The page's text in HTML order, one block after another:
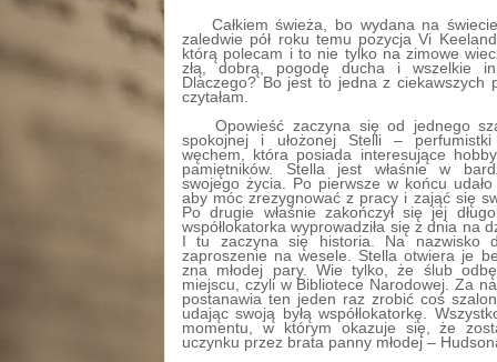
Całkiem świeża, bo wydana na
zaledwie pół roku temu pozycja Vi
którą polecam i to nie tylko na zimowe
złą, dobrą, pogodę ducha i wszelkie
Dlaczego? Bo jest to jedna z ciekawszych
czytałam.
Opowieść zaczyna się od jednego
spokojnej i ułożonej Stelli – perfumistki
węchem, która posiada interesujące
pamiętników. Stella jest właśnie w
swojego życia. Po pierwsze w końcu
aby móc zrezygnować z pracy i zająć się
Po drugie właśnie zakończył się jej
współlokatorka wyprowadziła się z dnia na
I tu zaczyna się historia. Na nazwisko
zaproszenie na wesele. Stella otwiera je
zna młodej pary. Wie tylko, że ślub
miejscu, czyli w Bibliotece Narodowej. Za
postanawia ten jeden raz zrobić coś
udając swoją byłą współlokatorkę.
momentu, w którym okazuje się, że
uczynku przez brata panny młodej –